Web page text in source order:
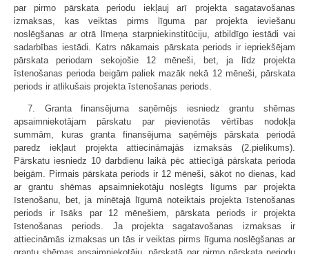
par pirmo pārskata periodu iekļauj arī projekta sagatavošanas
izmaksas, kas veiktas pirms līguma par projekta ieviešanu
noslēgšanas ar otrā līmeņa starp­niekinstitūciju, atbildīgo iestādi vai
sadarbības iestādi. Katrs nākamais pārskata periods ir iepriekšējam
pārskata periodam sekojošie 12 mēneši, bet, ja līdz projekta
īstenošanas perioda beigām paliek mazāk nekā 12 mēneši, pārskata
periods ir atlikušais projekta īstenošanas periods.
7. Granta finansējuma saņēmējs iesniedz grantu shēmas
apsaimniekotājam pārskatu par pievienotās vērtības nodokļa
summām, kuras granta finansējuma saņēmējs pārskata periodā
paredz iekļaut projekta attiecināmajās izmaksās (2.pielikums).
Pārskatu iesniedz 10 darbdienu laikā pēc attiecīgā pārskata perioda
beigām. Pirmais pārskata periods ir 12 mēneši, sākot no dienas, kad
ar grantu shēmas apsaimniekotāju noslēgts līgums par projekta
īstenošanu, bet, ja minētajā līgumā noteiktais projekta īstenošanas
periods ir īsāks par 12 mēne­šiem, pārskata periods ir projekta
īstenošanas periods. Ja projekta sagatavošanas izmaksas ir
attiecināmās izmaksas un tās ir veiktas pirms līguma noslēgšanas ar